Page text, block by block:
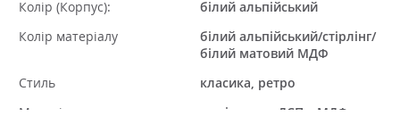
Колір (Корпус):
білий альпійський
Колір матеріалу
білий альпійський/стірлінг/
білий матовий МДФ
Стиль
класика, ретро
Матеріал
ламінована ДСП з МДФ